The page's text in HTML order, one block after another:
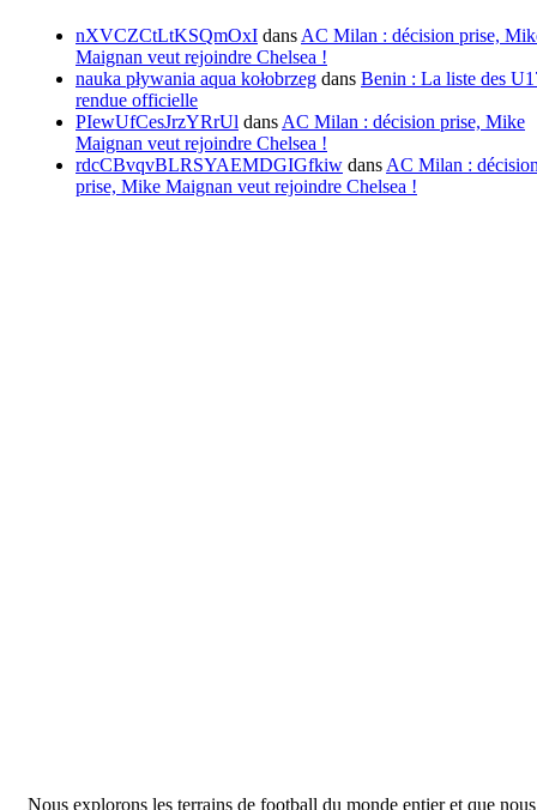
nXVCZCtLtKSQmOxI dans AC Milan : décision prise,
Maignan veut rejoindre Chelsea !
nauka pływania aqua kołobrzeg dans Benin : La liste des
rendue officielle
PIewUfCesJrzYRrUl dans AC Milan : décision prise, Mike
Maignan veut rejoindre Chelsea !
rdcCBvqvBLRSYAEMDGIGfkiw dans AC Milan :
prise, Mike Maignan veut rejoindre Chelsea !
Nous explorons les terrains de football du monde entier et que nous